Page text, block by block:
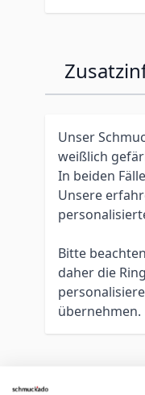
Unser
weißlich
In beiden
Unsere
Bitte
daher die
übernehmen.